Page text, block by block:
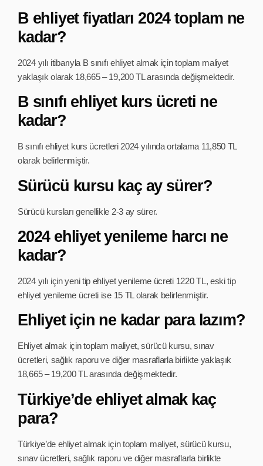
B ehliyet fiyatları 2024 toplam ne
kadar?
2024 yılı itibarıyla B sınıfı ehliyet almak için toplam maliyet
yaklaşık olarak 18,665 – 19,200 TL arasında değişmektedir.
B sınıfı ehliyet kurs ücreti ne
kadar?
B sınıfı ehliyet kurs ücretleri 2024 yılında ortalama 11,850 TL
olarak belirlenmiştir.
Sürücü kursu kaç ay sürer?
Sürücü kursları genellikle 2-3 ay sürer.
2024 ehliyet yenileme harcı ne
kadar?
2024 yılı için yeni tip ehliyet yenileme ücreti 1220 TL, eski tip
ehliyet yenileme ücreti ise 15 TL olarak belirlenmiştir.
Ehliyet için ne kadar para lazım?
Ehliyet almak için toplam maliyet, sürücü kursu, sınav
ücretleri, sağlık raporu ve diğer masraflarla birlikte yaklaşık
18,665 – 19,200 TL arasında değişmektedir.
Türkiye’de ehliyet almak kaç
para?
Türkiye’de ehliyet almak için toplam maliyet, sürücü kursu,
sınav ücretleri, sağlık raporu ve diğer masraflarla birlikte